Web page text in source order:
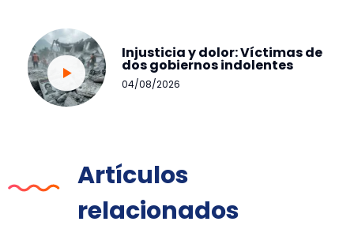
Injusticia y dolor: Víctimas de
dos gobiernos indolentes
04/08/2026
Artículos
relacionados